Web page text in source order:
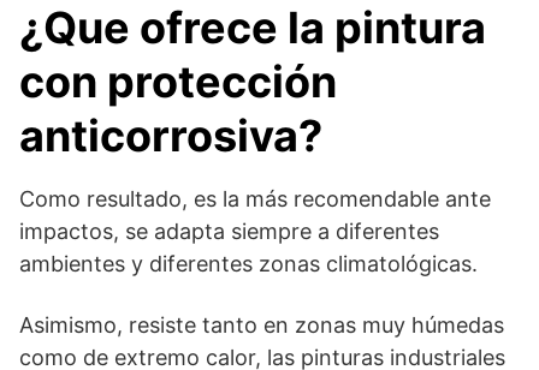
¿Que ofrece la pintura
con protección
anticorrosiva?
Como resultado, es la más recomendable ante
impactos, se adapta siempre a diferentes
ambientes y diferentes zonas climatológicas.
Asimismo, resiste tanto en zonas muy húmedas
como de extremo calor, las pinturas industriales